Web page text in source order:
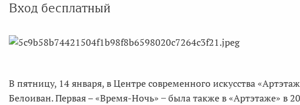
Вход бесплатный
В пятницу, 14 января, в Центре современного искусства
Белоиван. Первая – «Время-Ночь» ̶ была также в «Артэтаже» в